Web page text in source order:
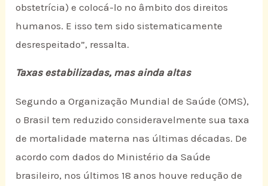
obstetrícia) e colocá-lo no âmbito dos direitos
humanos. E isso tem sido sistematicamente
desrespeitado”, ressalta.
Taxas estabilizadas, mas ainda altas
Segundo a Organização Mundial de Saúde (OMS),
o Brasil tem reduzido consideravelmente sua taxa
de mortalidade materna nas últimas décadas. De
acordo com dados do Ministério da Saúde
brasileiro, nos últimos 18 anos houve redução de